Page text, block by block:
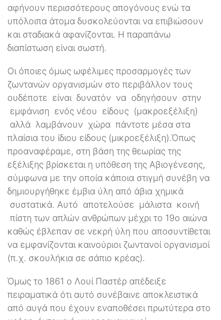
αφήνουν περισσότερους απογόνους ενώ τα
υπόλοιπα άτομα δυσκολεύονται να επιβιώσουν
και σταδιακά αφανίζονται. Η παραπάνω
διαπίστωση είναι σωστή.
Οι όποιες όμως ωφέλιμες προσαρμογές των
ζωντανών οργανισμών στο περιβάλλον τους
ουδέποτε είναι δυνατόν να οδηγήσουν στην
εμφάνιση ενός νέου είδους (μακροεξέλιξη)
αλλά λαμβάνουν χώρα πάντοτε μέσα στα
πλαίσια του ίδιου είδους (μικροεξέλιξη).Όπως
προαναφέραμε, στη βάση της θεωρίας της
εξέλιξης βρίσκεται η υπόθεση της Αβιογένεσης,
σύμφωνα με την οποία κάποια στιγμή συνέβη να
δημιουργήθηκε έμβια ύλη από άβια χημικά
συστατικά. Αυτό αποτελούσε μάλιστα κοινή
πίστη των απλών ανθρώπων μέχρι το 19ο αιώνα
καθώς έβλεπαν σε νεκρή ύλη που αποσυντίθεται
να εμφανίζονται καινούριοι ζωντανοί οργανισμοί
(π.χ. σκουλήκια σε σάπιο κρέας).
Όμως το 1861 ο Λουί Παστέρ απέδειξε
πειραματικά ότι αυτό συνέβαινε αποκλειστικά
από αυγά που έχουν εναποθέσει πρωτύτερα στο